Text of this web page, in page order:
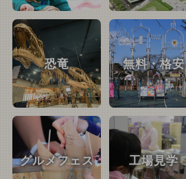
恐竜 無料・格安
グルメフェス 工場見学